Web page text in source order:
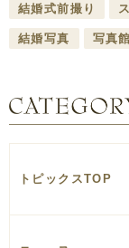
結婚式前撮り
結婚写真 写真館
トピックスTOP